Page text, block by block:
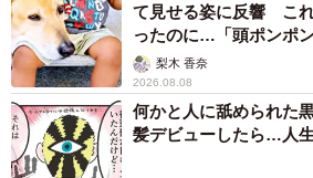
て見せる姿に反響 こ
ったのに…「頭ポンポ
「尊…」
梨木 香奈
2026.08.08
何かと人に舐められた
髪デビューしたら…人生